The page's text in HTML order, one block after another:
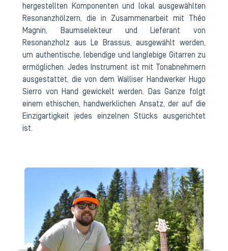
hergestellten Komponenten und lokal ausgewählten
Resonanzhölzern, die in Zusammenarbeit mit Théo
Magnin, Baumselekteur und Lieferant von
Resonanzholz aus Le Brassus, ausgewählt werden,
um authentische, lebendige und langlebige Gitarren zu
ermöglichen. Jedes Instrument ist mit Tonabnehmern
ausgestattet, die von dem Walliser Handwerker Hugo
Sierro von Hand gewickelt werden. Das Ganze folgt
einem ethischen, handwerklichen Ansatz, der auf die
Einzigartigkeit jedes einzelnen Stücks ausgerichtet
ist.